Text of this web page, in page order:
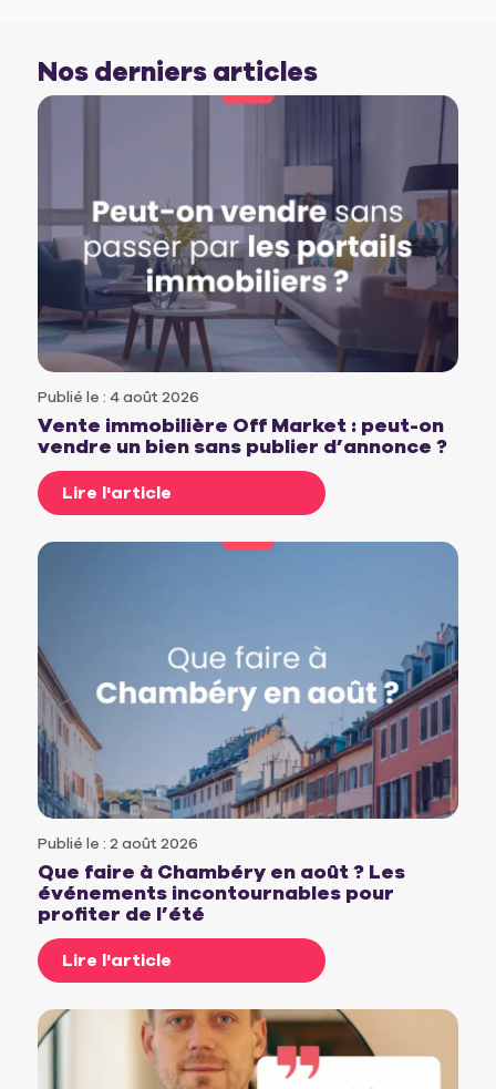
Nos derniers articles
Publié le : 4 août 2026
Vente immobilière Off Market : peut-on
vendre un bien sans publier d’annonce ?
Lire l'article
Publié le : 2 août 2026
Que faire à Chambéry en août ? Les
événements incontournables pour
profiter de l’été
Lire l'article